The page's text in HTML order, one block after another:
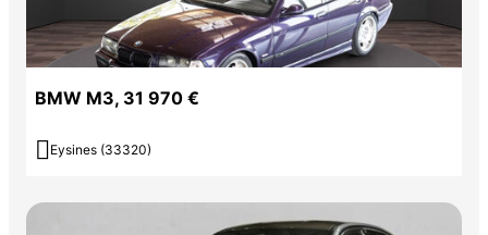
BMW M3, 31 970 €
 Eysines (33320)